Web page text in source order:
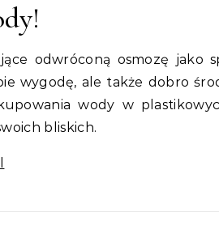
odwróconą osmozę jako
wygodę, ale także dobro
wody w
bliskich.